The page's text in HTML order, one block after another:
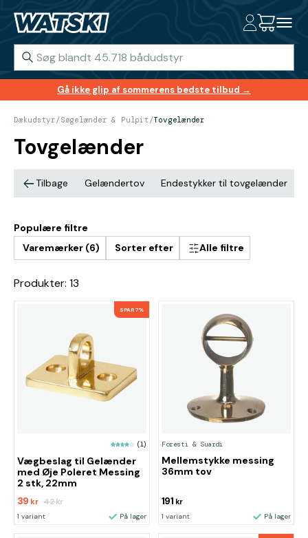
Gå ikke glip af sommerens bedste tilbud →
Dækudstyr/Søgelænder & Pulpit /Tovgelænder
Tovgelænder
Tilbage Gelændertov Endestykker til tovgelænder
Populære filtre
Varemærker (6)
Sorter efter Alle filtre
Produkter: 13
SPAR 7%
(1)
Vægbeslag til Gelænder
med Øje Poleret Messing
2 stk, 22mm
39 kr 42kr
1 variant På lager
Foresti & Suardi
Mellemstykke messing
36mm tov
191 kr
1 variant På lager